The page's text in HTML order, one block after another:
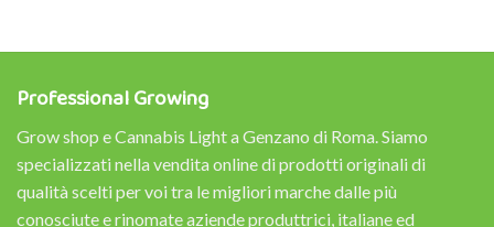
Professional Growing
Grow shop e Cannabis Light a Genzano di Roma. Siamo
specializzati nella vendita online di prodotti originali di
qualità scelti per voi tra le migliori marche dalle più
conosciute e rinomate aziende produttrici, italiane ed